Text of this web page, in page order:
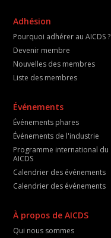
Adhésion
Pourquoi adhérer au AICDS ?
Devenir membre
Nouvelles des membres
Liste des membres
Événements
Événements phares
Événements de l'industrie
Programme international du
AICDS
Calendrier des événements
Calendrier des événements
À propos de AICDS
Qui nous sommes